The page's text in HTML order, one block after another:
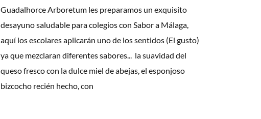
Guadalhorce Arboretum les preparamos un exquisito
desayuno saludable para colegios con Sabor a Málaga,
aquí los escolares aplicarán uno de los sentidos (El gusto)
ya que mezclaran diferentes sabores... la suavidad del
queso fresco con la dulce miel de abejas, el esponjoso
bizcocho recién hecho, con